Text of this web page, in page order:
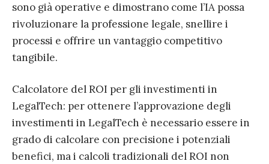
sono già operative e dimostrano come l’IA possa
rivoluzionare la professione legale, snellire i
processi e offrire un vantaggio competitivo
tangibile.
Calcolatore del ROI per gli investimenti in
LegalTech: per ottenere l’approvazione degli
investimenti in LegalTech è necessario essere in
grado di calcolare con precisione i potenziali
benefici, ma i calcoli tradizionali del ROI non